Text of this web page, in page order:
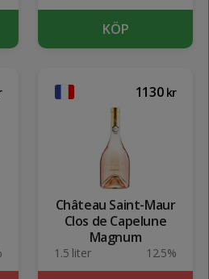
KÖP
1130 kr
Château Saint-Maur
Clos de Capelune
Magnum
1.5 liter 12.5%